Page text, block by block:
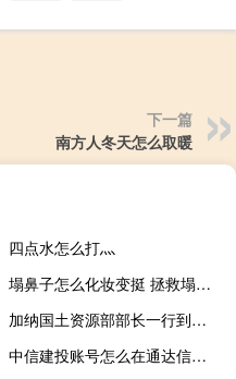
下一篇
南方人冬天怎么取暖
四点水怎么打灬
塌鼻子怎么化妆变挺 拯救塌鼻梁小技巧
加纳国土资源部部长一行到访交易所
中信建投账号怎么在通达信上登录